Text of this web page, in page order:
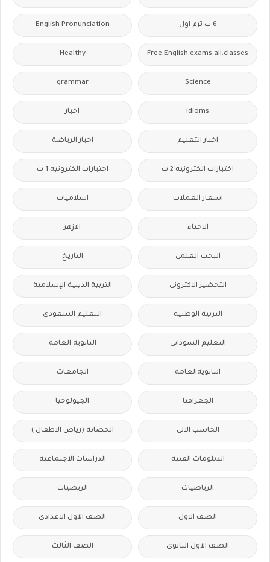
6 ب ترم اول English Pronunciation
Free.English.exams.all.classes
Healthy
Science
grammar
idioms اخبار
اخبار التعليم اخبار الرياضة
اختبارات الكترونية 2 ث اختبارات الكترونيه 1 ث
اسعار العملات اسلاميات
الاحياء الازهر
البحث العلمى التاريخ
التحضير الاكترونى التربية الدينية الإسلامية
التربية الوطنية التعليم السعودى
التعليم السودانى الثانوية العامة
الثانويةالعامة الجامعات
الجغرافيا الجيولوجيا
الحاسب الالى الحضانة (رياض الاطفال )
الدبلومات الفنية الدراسات الاجتماعية
الرياضيات الريضيات
الصف الاول الصف الاول الاعدادى
الصف الاول الثانوى الصف الثالث